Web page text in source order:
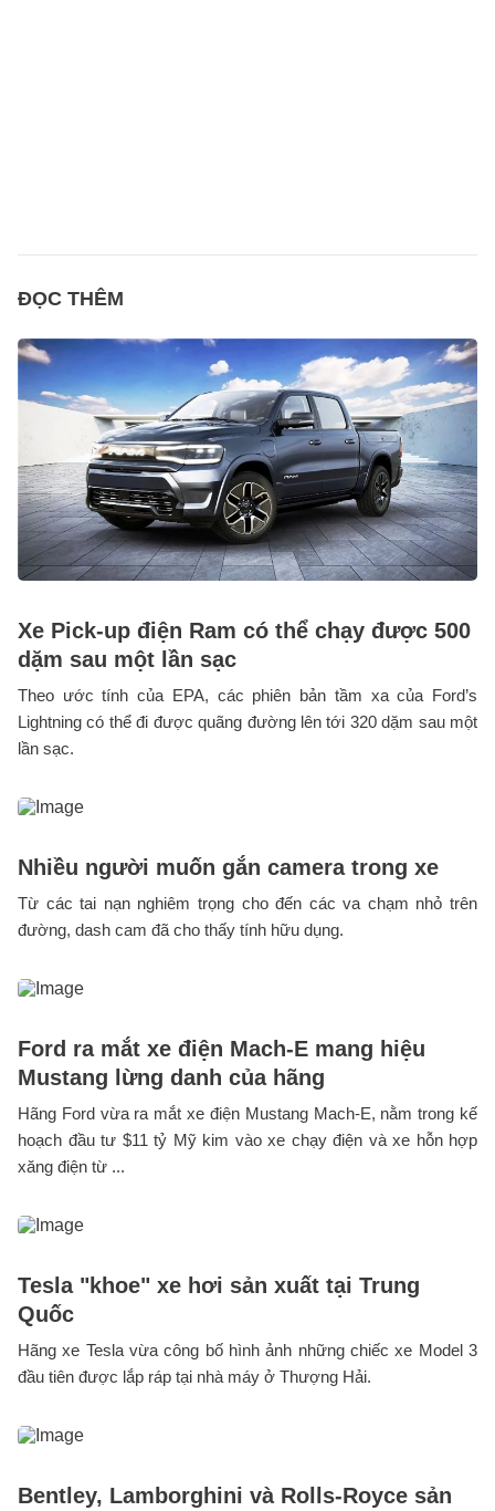
ĐỌC THÊM
Xe Pick-up điện Ram có thể chạy được 500
dặm sau một lần sạc
Theo ước tính của EPA, các phiên bản tầm xa của Ford’s
Lightning có thể đi được quãng đường lên tới 320 dặm sau một
lần sạc.
Nhiều người muốn gắn camera trong xe
Từ các tai nạn nghiêm trọng cho đến các va chạm nhỏ trên
đường, dash cam đã cho thấy tính hữu dụng.
Ford ra mắt xe điện Mach-E mang hiệu
Mustang lừng danh của hãng
Hãng Ford vừa ra mắt xe điện Mustang Mach-E, nằm trong kế
hoạch đầu tư $11 tỷ Mỹ kim vào xe chạy điện và xe hỗn hợp
xăng điện từ ...
Tesla "khoe" xe hơi sản xuất tại Trung
Quốc
Hãng xe Tesla vừa công bố hình ảnh những chiếc xe Model 3
đầu tiên được lắp ráp tại nhà máy ở Thượng Hải.
Bentley, Lamborghini và Rolls-Royce sản